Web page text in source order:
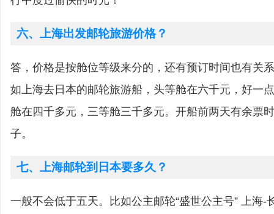
六、上海出发邮轮旅游价格？
答，价格是按舱位等级来分的，还有预订时间也有关
如上海去日本的邮轮旅游船，头等舱在六千元，好一
舱在四千多元，三等舱三千多元。开船前两天有余票
子。
七、上海邮轮到日本要多久？
一般不会低于五天。比如公主邮轮“盛世公主号” 上海-